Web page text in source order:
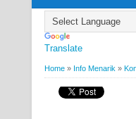
Translate
Home » Info Menarik »
BYWEBBUDI.COM
Kontes Foto